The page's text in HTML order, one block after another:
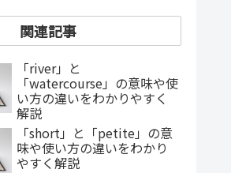
関連記事
「river」と
「watercourse」の意味や使
い方の違いをわかりやすく
解説
「short」と「petite」の意
味や使い方の違いをわかり
やすく解説